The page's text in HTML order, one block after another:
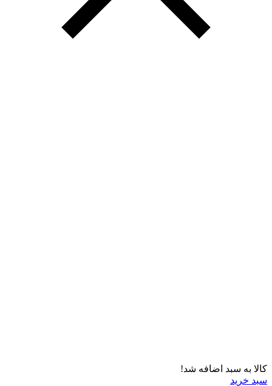
کالا به سبد اضافه شد!
سبد خرید